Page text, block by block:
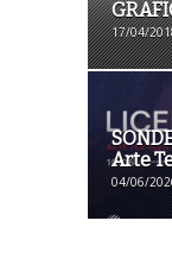
17/04/
Arte
04/06/